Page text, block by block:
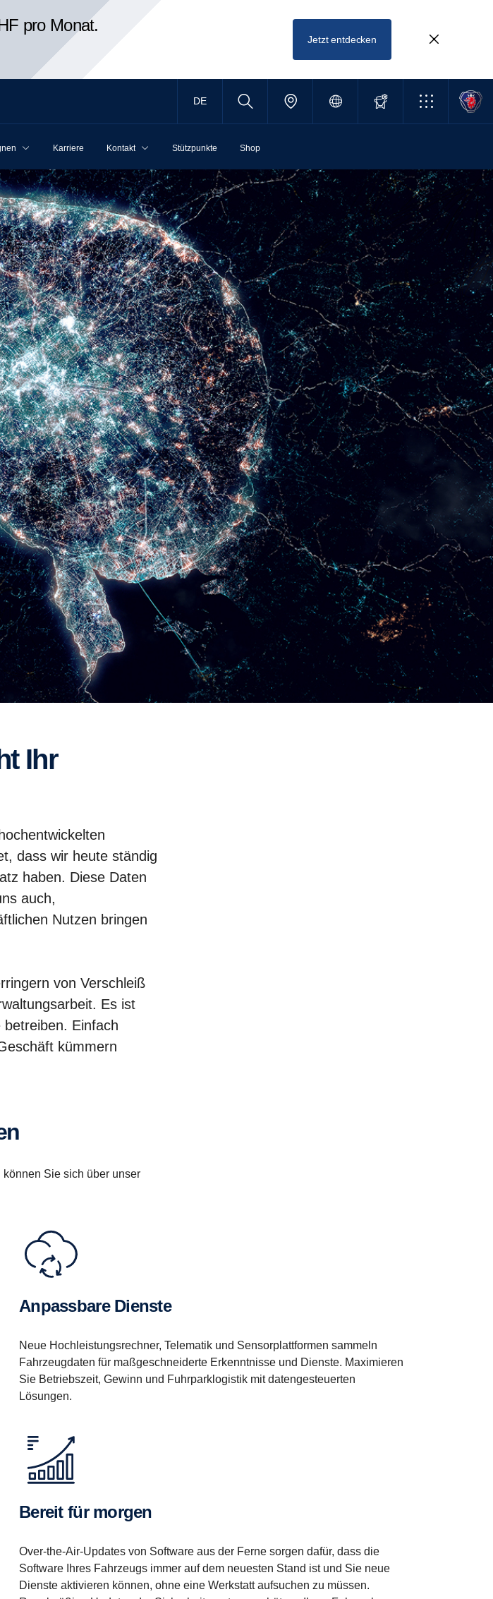
pro Monat.
Jetzt entdecken
DE
Karriere Kontakt Stützpunkte Shop
dass wir heute ständig
haben. Diese Daten
auch,
Nutzen bringen
von Verschleiß
Es ist
Einfach
kümmern
Sie sich über unser
Anpassbare Dienste
Neue Hochleistungsrechner, Telematik und Sensorplattformen sammeln
Fahrzeugdaten für maßgeschneiderte Erkenntnisse und Dienste. Maximieren
Sie Betriebszeit, Gewinn und Fuhrparklogistik mit datengesteuerten
Lösungen.
Bereit für morgen
Over-the-Air-Updates von Software aus der Ferne sorgen dafür, dass die
Software Ihres Fahrzeugs immer auf dem neuesten Stand ist und Sie neue
Dienste aktivieren können, ohne eine Werkstatt aufsuchen zu müssen.